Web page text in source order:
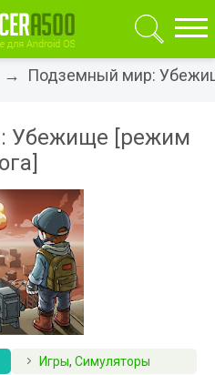
→ Подземный мир:
Убежище [режим
Игры, Симуляторы